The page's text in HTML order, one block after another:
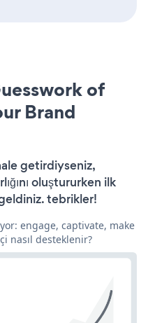
of
Brand
getirdiyseniz,
oluştururken ilk
tebrikler!
engage, captivate, make
nasıl desteklenir?